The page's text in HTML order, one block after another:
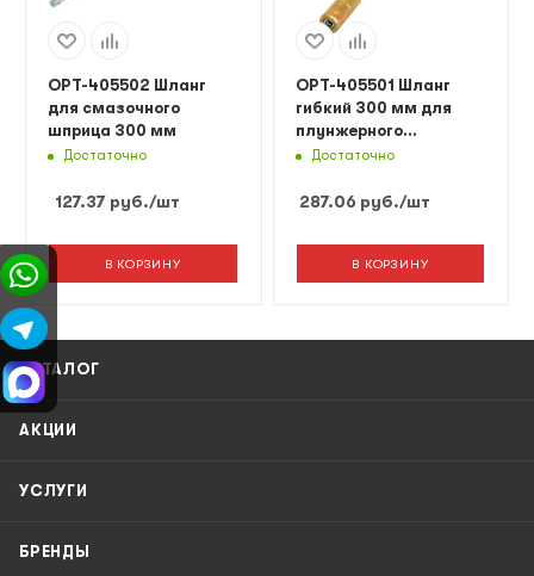
OPT-405502 Шланг
для смазочного
шприца 300 мм
Достаточно
127.37руб./шт
В КОРЗИНУ
OPT-405501 Шланг
гибкий 300 мм для
плунжерного
смазочного шприца с
Достаточно
287.06 руб./шт
В КОРЗИНУ
КАТАЛОГ
АКЦИИ
УСЛУГИ
БРЕНДЫ